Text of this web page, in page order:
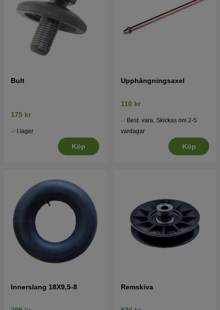
Bult
175 kr
I lager
Köp
Upphängningsaxel
110 kr
Best. vara. Skickas om 2-5
vardagar
Köp
Innerslang 18X9,5-8 Remskiva